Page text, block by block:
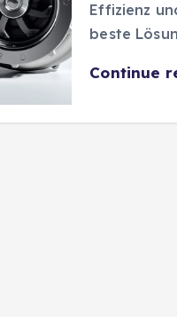
Effizienz
beste
Continue